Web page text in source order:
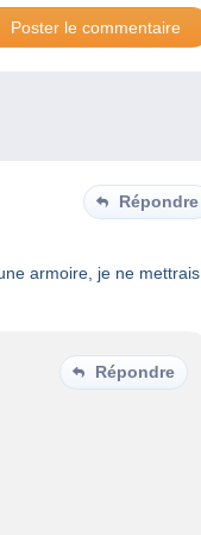
Répondre
armoire, je ne mettrais
Répondre